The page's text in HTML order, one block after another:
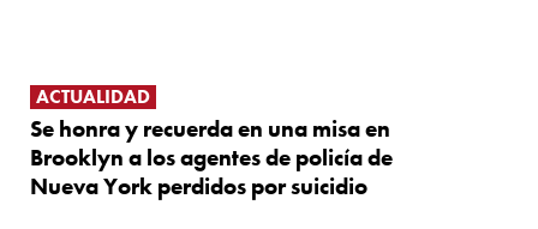
ACTUALIDAD
Se honra y recuerda en una misa en
Brooklyn a los agentes de policía de
Nueva York perdidos por suicidio